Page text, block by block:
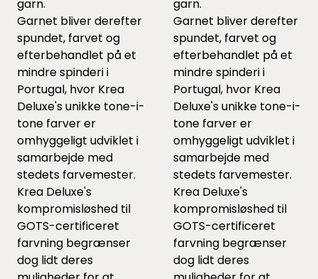
garn.
Garnet bliver derefter
spundet, farvet og
efterbehandlet på et
mindre spinderi i
Portugal, hvor Krea
Deluxe's unikke tone-i-
tone farver er
omhyggeligt udviklet i
samarbejde med
stedets farvemester.
Krea Deluxe's
kompromisløshed til
GOTS-certificeret
farvning begrænser
dog lidt deres
garn.
Garnet bliver derefter
spundet, farvet og
efterbehandlet på et
mindre spinderi i
Portugal, hvor Krea
Deluxe's unikke tone-i-
tone farver er
omhyggeligt udviklet i
samarbejde med
stedets farvemester.
Krea Deluxe's
kompromisløshed til
GOTS-certificeret
farvning begrænser
dog lidt deres